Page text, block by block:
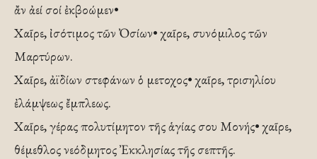
ἄν ἀεί σοί ἐκβοώμεν•
Χαῖρε, ἰσότιμος τῶν Ὀσίων• χαῖρε, συνόμιλος τῶν
Μαρτύρων.
Χαῖρε, ἀϊδίων στεφάνων ὁ μετοχος• χαῖρε, τρισηλίου
ἐλάμψεως ἔμπλεως.
Χαῖρε, γέρας πολυτίμητον τῆς ἁγίας σου Μονής• χαῖρε,
θέμεθλος νεόδμητος Ἐκκλησίας τῆς σεπτῆς.